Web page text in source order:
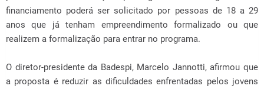
financiamento poderá ser solicitado por pessoas de 18 a 29
anos que já tenham empreendimento formalizado ou que
realizem a formalização para entrar no programa.
O diretor-presidente da Badespi, Marcelo Jannotti, afirmou que
a proposta é reduzir as dificuldades enfrentadas pelos jovens